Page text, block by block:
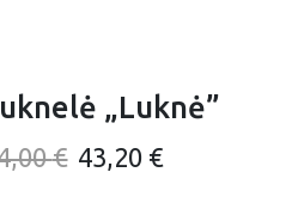
„Luknė”
€ Original
43,20 €Current